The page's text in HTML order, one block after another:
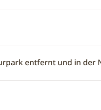
entfernt und in der